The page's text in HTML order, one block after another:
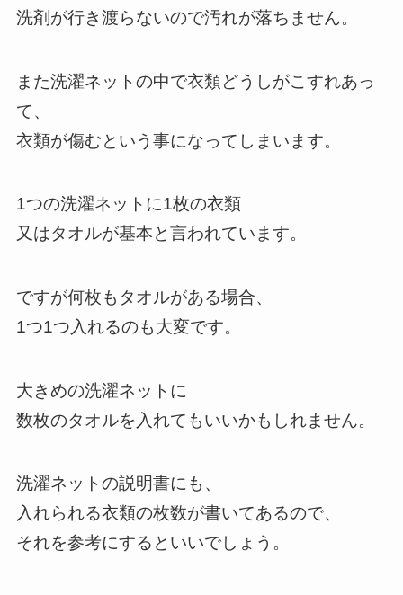
洗剤が行き渡らないので汚れが落ちません。
また洗濯ネットの中で衣類どうしがこすれあっ
て、
衣類が傷むという事になってしまいます。
1つの洗濯ネットに1枚の衣類
又はタオルが基本と言われています。
ですが何枚もタオルがある場合、
1つ1つ入れるのも大変です。
大きめの洗濯ネットに
数枚のタオルを入れてもいいかもしれません。
洗濯ネットの説明書にも、
入れられる衣類の枚数が書いてあるので、
それを参考にするといいでしょう。